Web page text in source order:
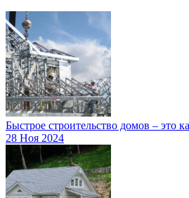
Быстрое строительство домов – это
28 Ноя 2024